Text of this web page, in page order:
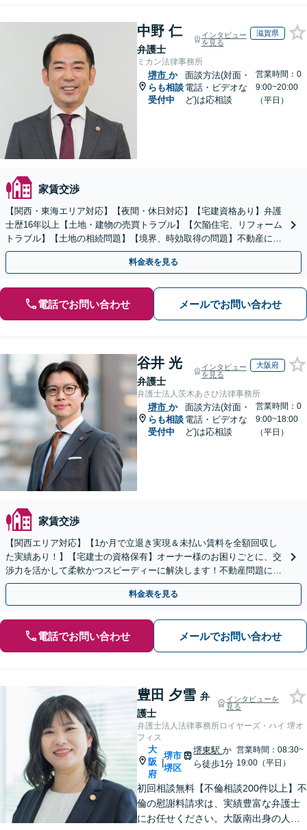
中野 仁
弁護士
インタビュー
を見る
滋賀県
ミカン法律事務所
堺市 か
らも相談
受付中
面談方法(対面・
電話・ビデオな
ど)は応相談
営業時間：0
9:00~20:00
（平日）
家賃交渉
【関西・東海エリア対応】【夜間・休日対応】【宅建資格あり】弁護
士歴16年以上【土地・建物の売買トラブル】【欠陥住宅、リフォーム
トラブル】【土地の相続問題】【境界、時効取得の問題】不動産に関
するトラブル全般の解決に豊富な経験あり。
料金表を見る
電話でお問い合わせ メールでお問い合わせ
谷井 光
弁護士
インタビュー
を見る
大阪府
弁護士法人茨木あさひ法律事務所
堺市 か
らも相談
受付中
面談方法(対面・
電話・ビデオな
ど)は応相談
営業時間：0
9:00~18:00
（平日）
家賃交渉
【関西エリア対応】【1か月で立退き実現＆未払い賃料を全額回収し
た実績あり！】【宅建士の資格保有】オーナー様のお困りごとに、交
渉力を活かして柔軟かつスピーディーに解決します！不動産問題に幅
広く対応しています。
料金表を見る
電話でお問い合わせ メールでお問い合わせ
豊田 夕雪 弁
護士
インタビューを
見る
弁護士法人法律事務所ロイヤーズ・ハイ 堺オ
フィス
大
阪
府
|
堺市
堺区
堺東駅か
ら徒歩1分
営業時間：08:30~
19:00（平日）
初回相談無料【不倫相談200件以上】不
倫の慰謝料請求は、実績豊富な弁護士
にお任せください。大阪南出身の人情